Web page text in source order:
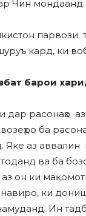
Чин мондаанд.
парвози
кард, ки
барои
расонаҳо
возеҳро ба
аз аввалин
ва ба
он ки
ки
Ин